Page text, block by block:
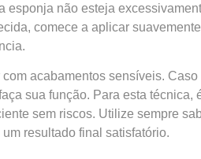
esponja não esteja
comece a aplicar
acabamentos sensíveis.
sua função. Para esta técnica,
sem riscos. Utilize sempre
resultado final satisfatório.